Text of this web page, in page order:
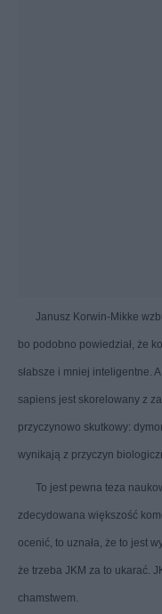
Janusz Korwin-Mikke
bo podobno powiedział, że
słabsze i mniej inteligentne.
sapiens jest skorelowany z
przyczynowo skutkowy:
wynikają z przyczyn
To jest pewna teza
zdecydowana większość
ocenić, to uznała, że to jest
że trzeba JKM za to ukarać.
chamstwem.